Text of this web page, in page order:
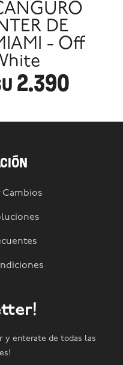
DE
- Off
2.390
Cambios
y enterate de todas las